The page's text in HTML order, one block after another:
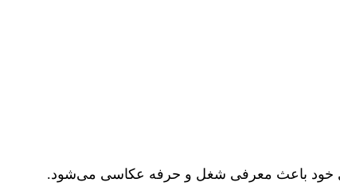
خود باعث معرفی شغل و حرفه عکاسی می‌شود.